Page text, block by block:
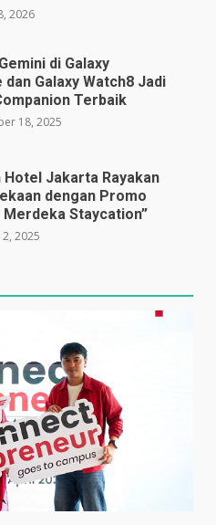
2026
di Galaxy
dan Galaxy Watch8 Jadi
Terbaik
18, 2025
Hotel Jakarta Rayakan
dengan Promo
Merdeka Staycation”
2025